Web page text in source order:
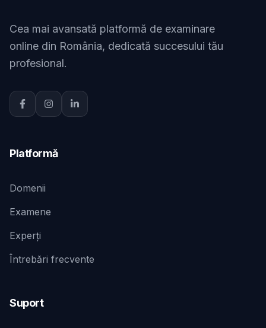
Cea mai avansată platformă de examinare
online din România, dedicată succesului tău
profesional.
Platformă
Domenii
Examene
Experți
Întrebări frecvente
Suport